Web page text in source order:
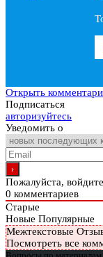
Открыть
Подписаться
авторизуйтесь
Уведомить о
Пожалуйста,
0 комментариев
Старые
Новые Популярные
Межтекстовые
Посмотреть все